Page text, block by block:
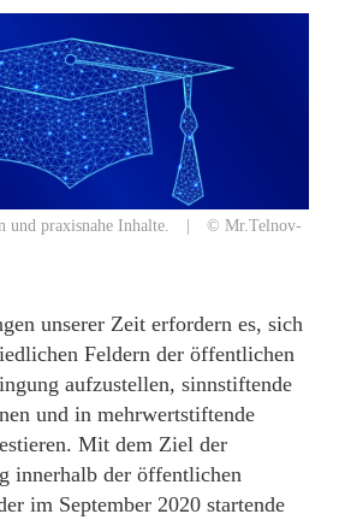
und praxisnahe Inhalte. | © Mr.Telnov-
unserer Zeit erfordern es, sich
Feldern der öffentlichen
aufzustellen, sinnstiftende
und in mehrwertstiftende
Mit dem Ziel der
innerhalb der öffentlichen
im September 2020 startende